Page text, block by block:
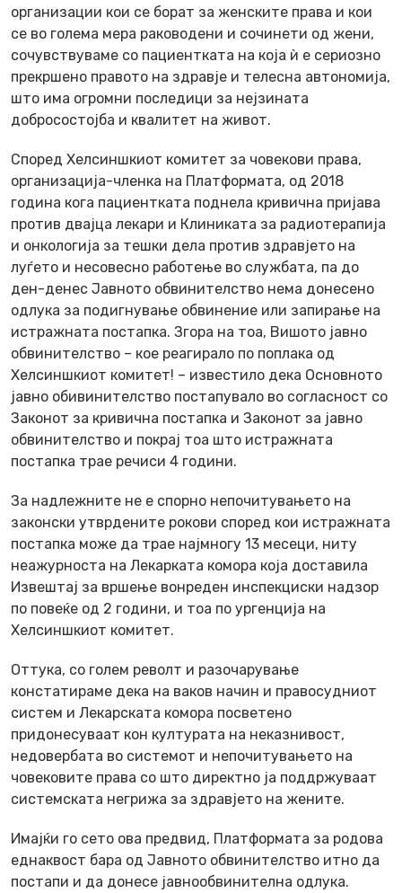
организации кои се борат за женските права и кои
се во голема мера раководени и сочинети од жени,
сочувствуваме со пациентката на која ѝ е сериозно
прекршено правото на здравје и телесна автономија,
што има огромни последици за нејзината
добросостојба и квалитет на живот.
Според Хелсиншкиот комитет за човекови права,
организација-членка на Платформата, од 2018
година кога пациентката поднела кривична пријава
против двајца лекари и Клиниката за радиотерапија
и онкологија за тешки дела против здравјето на
луѓето и несовесно работење во службата, па до
ден-денес Јавното обвинителство нема донесено
одлука за подигнување обвинение или запирање на
истражната постапка. Згора на тоа, Вишото јавно
обвинителство – кое реагирало по поплака од
Хелсиншкиот комитет! – известило дека Основното
јавно обивинителство постапувало во согласност со
Законот за кривична постапка и Законот за јавно
обвинителство и покрај тоа што истражната
постапка трае речиси 4 години.
За надлежните не е спорно непочитувањето на
законски утврдените рокови според кои истражната
постапка може да трае најмногу 13 месеци, ниту
неажурноста на Лекарката комора која доставила
Извештај за вршење вонреден инспекциски надзор
по повеќе од 2 години, и тоа по ургенција на
Хелсиншкиот комитет.
Оттука, со голем револт и разочарување
констатираме дека на ваков начин и правосудниот
систем и Лекарската комора посветено
придонесуваат кон културата на неказнивост,
недовербата во системот и непочитувањето на
човековите права со што директно ја поддржуваат
системската негрижа за здравјето на жените.
Имајќи го сето ова предвид, Платформата за родова
еднаквост бара од Јавното обвинителство итно да
постапи и да донесе јавнообвинителна одлука.